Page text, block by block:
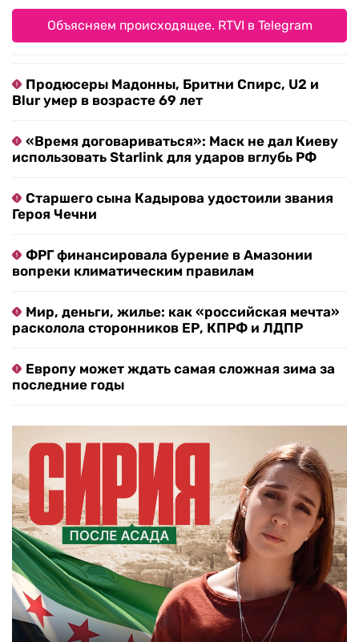
Объясняем происходящее. RTVI в Telegram
Продюсеры Мадонны, Бритни Спирс, U2 и
Blur умер в возрасте 69 лет
«Время договариваться»: Маск не дал Киеву
использовать Starlink для ударов вглубь РФ
Старшего сына Кадырова удостоили звания
Героя Чечни
ФРГ финансировала бурение в Амазонии
вопреки климатическим правилам
Мир, деньги, жилье: как «российская мечта»
расколола сторонников ЕР, КПРФ и ЛДПР
Европу может ждать самая сложная зима за
последние годы